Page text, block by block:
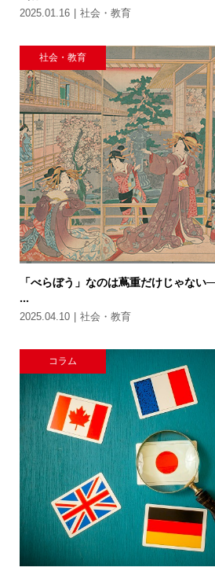
2025.01.16 社会・教育
社会・教育
「べらぼう」なのは蔦重だけじゃな
...
2025.04.10 社会・教育
コラム